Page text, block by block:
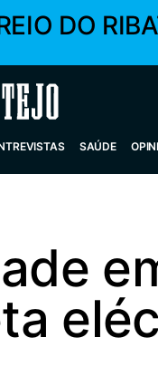
DO
SAÚDE